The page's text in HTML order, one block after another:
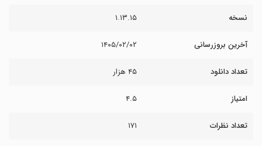
نسخه ۱.۱۳.۱۵
آخرین بروزرسانی ۱۴۰۵/۰۲/۰۲
تعداد دانلود ۴۵ هزار
امتیاز ۴.۵
تعداد نظرات ۱۷۱